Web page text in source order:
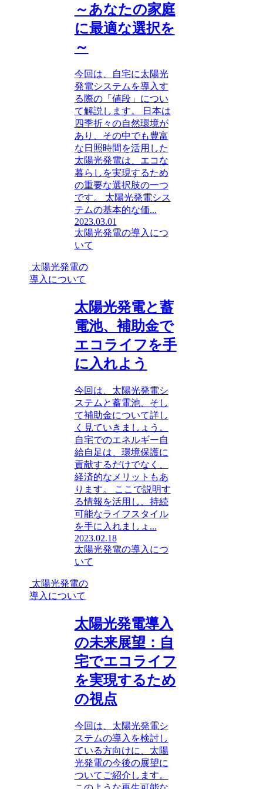
～あなたの家庭
に最適な選択を
～
今回は、自宅に太陽光
発電システムを導入す
る際の「値段」につい
て解説します。 日本は
四季折々の自然環境が
あり、その中でも豊富
な日照時間を活用した
太陽光発電は、エコな
暮らしを実現するため
の重要な選択肢の一つ
です。 太陽光発電シス
テムの基本的な価...
2023.03.01
太陽光発電の導入につ
いて
太陽光発電の
導入について
太陽光発電と蓄
電池、補助金で
エコライフを手
に入れよう
今回は、太陽光発電シ
ステムと蓄電池、そし
て補助金について詳し
く見ていきましょう。
自宅でのエネルギー自
給自足は、環境保護に
貢献するだけでなく、
経済的なメリットもあ
ります。 ここで説明す
る情報を活用し、持続
可能なライフスタイル
を手に入れましょ...
2023.02.18
太陽光発電の導入につ
いて
太陽光発電の
導入について
太陽光発電導入
の未来展望：自
宅でエコライフ
を実現するため
の視点
今回は、太陽光発電シ
ステムの導入を検討し
ている方向けに、太陽
光発電の今後の展望に
ついてご紹介します。